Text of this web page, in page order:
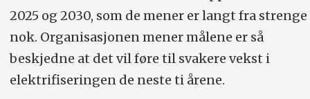
2025 og 2030, som de mener er langt fra strenge
nok. Organisasjonen mener målene er så
beskjedne at det vil føre til svakere vekst i
elektrifiseringen de neste ti årene.